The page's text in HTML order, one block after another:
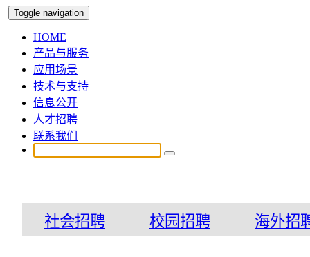
Toggle navigation
HOME
产品与服务
应用场景
技术与支持
信息公开
人才招聘
联系我们
社会招聘 校园招聘 海外招